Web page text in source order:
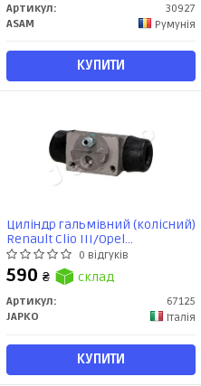
Артикул:
30927
ASAM
Румунія
КУПИТИ
Циліндр гальмівний (колісний)
Renault Clio III/Opel
Corsa/Nissan Note, Tiida, Micra
(02-12) (67125) JAPKO
0 відгуків
590 ₴ склад
Артикул:
67125
JAPKO
Італія
КУПИТИ